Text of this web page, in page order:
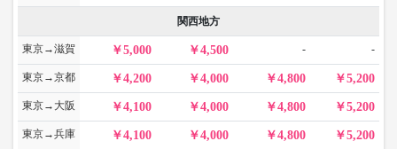
関西地方
東京→滋賀 5,000 4,500 - -
東京→京都 4,200 4,000 4,800 5,200
東京→大阪 4,100 4,000 4,800 5,200
東京→兵庫 4,100 4,000 4,800 5,200